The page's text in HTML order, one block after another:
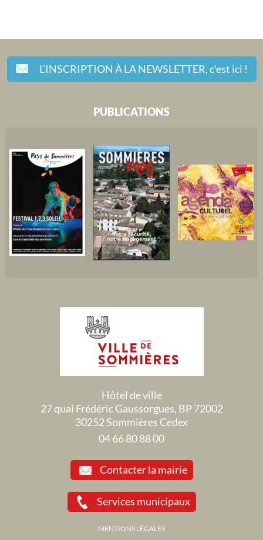
L'INSCRIPTION À LA NEWSLETTER,c'est ici !
PUBLICATIONS
Hôtel de ville
27 quai Frédéric Gaussorgues, BP 72002
30252 Sommières Cedex
04 66 80 88 00
Contacter la mairie
Services municipaux
MENTIONS LÉGALES